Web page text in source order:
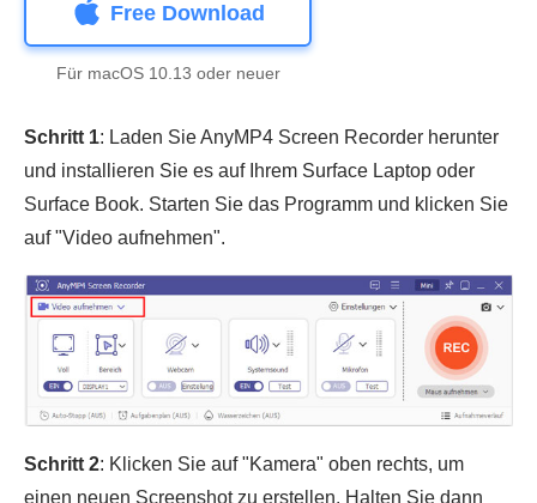
Free Download
Für macOS 10.13 oder neuer
Schritt 1: Laden Sie AnyMP4 Screen Recorder herunter
und installieren Sie es auf Ihrem Surface Laptop oder
Surface Book. Starten Sie das Programm und klicken Sie
auf "Video aufnehmen".
Schritt 2: Klicken Sie auf "Kamera" oben rechts, um
einen neuen Screenshot zu erstellen. Halten Sie dann